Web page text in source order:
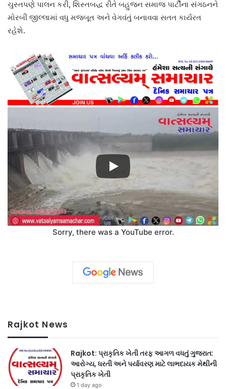
ચુસ્તપણે પાલન કરી, શિસ્તબદ્ધ રીતે બહુજન સમાજ પાર્ટીના સંગઠનને
મોરબી જીલ્લામાં વધુ મજબૂત અને વેગવંતું બનાવવા સતત કાર્યરત
રહેશે.
Sorry, there was a YouTube error.
Rajkot News
Rajkot: પ્રાકૃતિક ખેતી તરફ આગળ વધતું ગુજરાત:
આરોગ્ય, ધરતી અને પર્યાવરણ માટે લાભદાયક મેથીની
પ્રાકૃતિક ખેતી
1 day ago